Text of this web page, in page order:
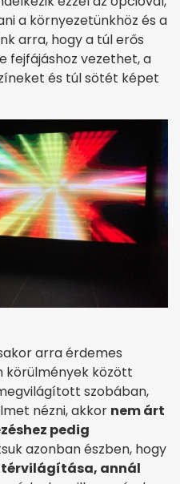
a környezetünkhöz és a
arra, hogy a túl erős
fejfájáshoz vezethet, a
és túl sötét képet
arra érdemes
körülmények között
szobában,
nézni, akkor nem árt
pedig
azonban észben, hogy
annál